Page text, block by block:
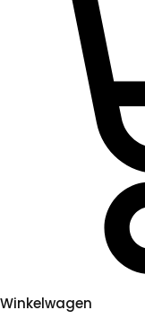
Winkelwagen